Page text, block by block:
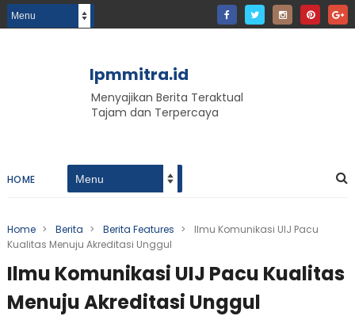
lpmmitra.id
Menyajikan Berita Teraktual
Tajam dan Terpercaya
HOME
Home > Berita > Berita Features >
Ilmu Komunikasi UIJ Pacu
Kualitas Menuju Akreditasi Unggul
Ilmu Komunikasi UIJ Pacu Kualitas
Menuju Akreditasi Unggul